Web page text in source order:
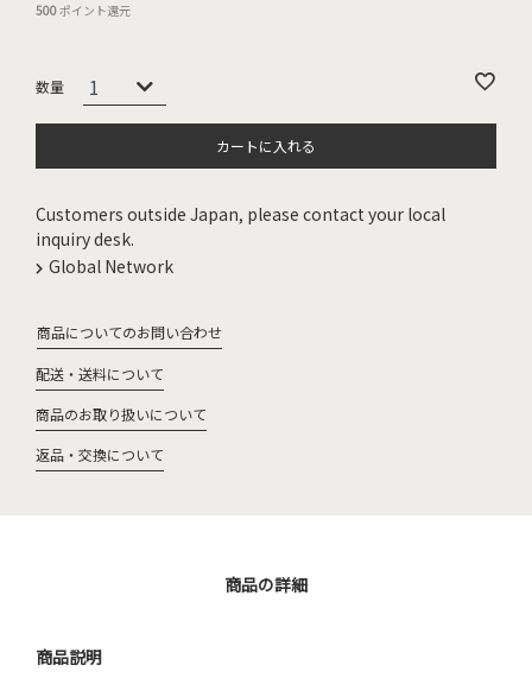
500ポイント還元
カートに入れる
Customers outside Japan, please contact your local
inquiry desk.
Global Network
商品についてのお問い合わせ
配送・送料について
商品のお取り扱いについて
返品・交換について
商品の詳細
商品説明